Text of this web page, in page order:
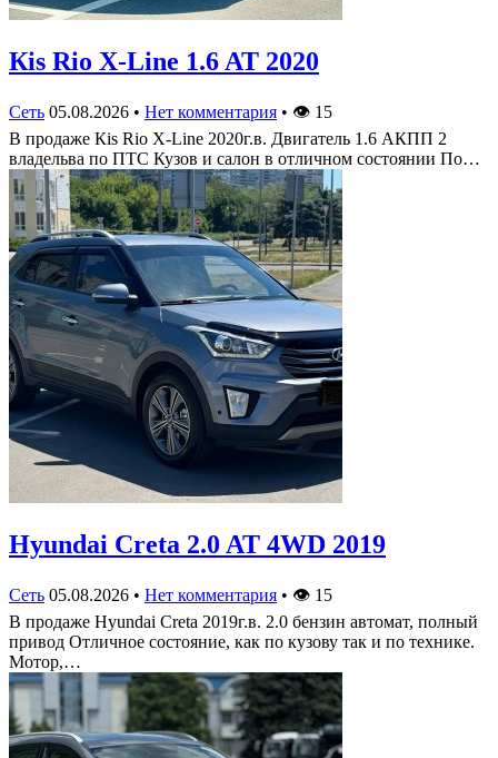
Кis Rio X-Line 1.6 AT 2020
Сеть 05.08.2026 • Нет комментария • 👁 15
В продаже Кis Rio X-Line 2020г.в. Двигатель 1.6 АКПП 2
владельва по ПТС Кузов и салон в отличном состоянии По…
Hyundai Creta 2.0 AT 4WD 2019
Сеть 05.08.2026 • Нет комментария • 👁 15
В продаже Hyundai Creta 2019г.в. 2.0 бензин автомат, полный
привод Отличное состояние, как по кузову так и по технике.
Мотор,…